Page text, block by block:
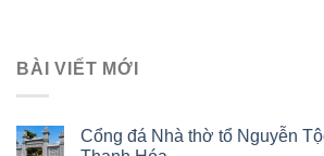
BÀI VIẾT MỚI
Cổng đá Nhà thờ tổ Nguyễn